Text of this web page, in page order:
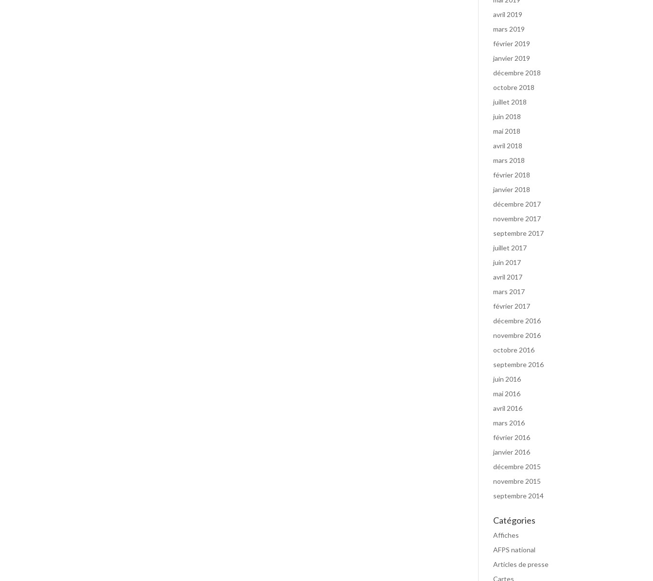
avril 2019
mars 2019
février 2019
janvier 2019
décembre 2018
octobre 2018
juillet 2018
juin 2018
mai 2018
avril 2018
mars 2018
février 2018
janvier 2018
décembre 2017
novembre 2017
septembre 2017
juillet 2017
juin 2017
avril 2017
mars 2017
février 2017
décembre 2016
novembre 2016
octobre 2016
septembre 2016
juin 2016
mai 2016
avril 2016
mars 2016
février 2016
janvier 2016
décembre 2015
novembre 2015
septembre 2014
Catégories
Affiches
AFPS national
Articles de presse
Cartes